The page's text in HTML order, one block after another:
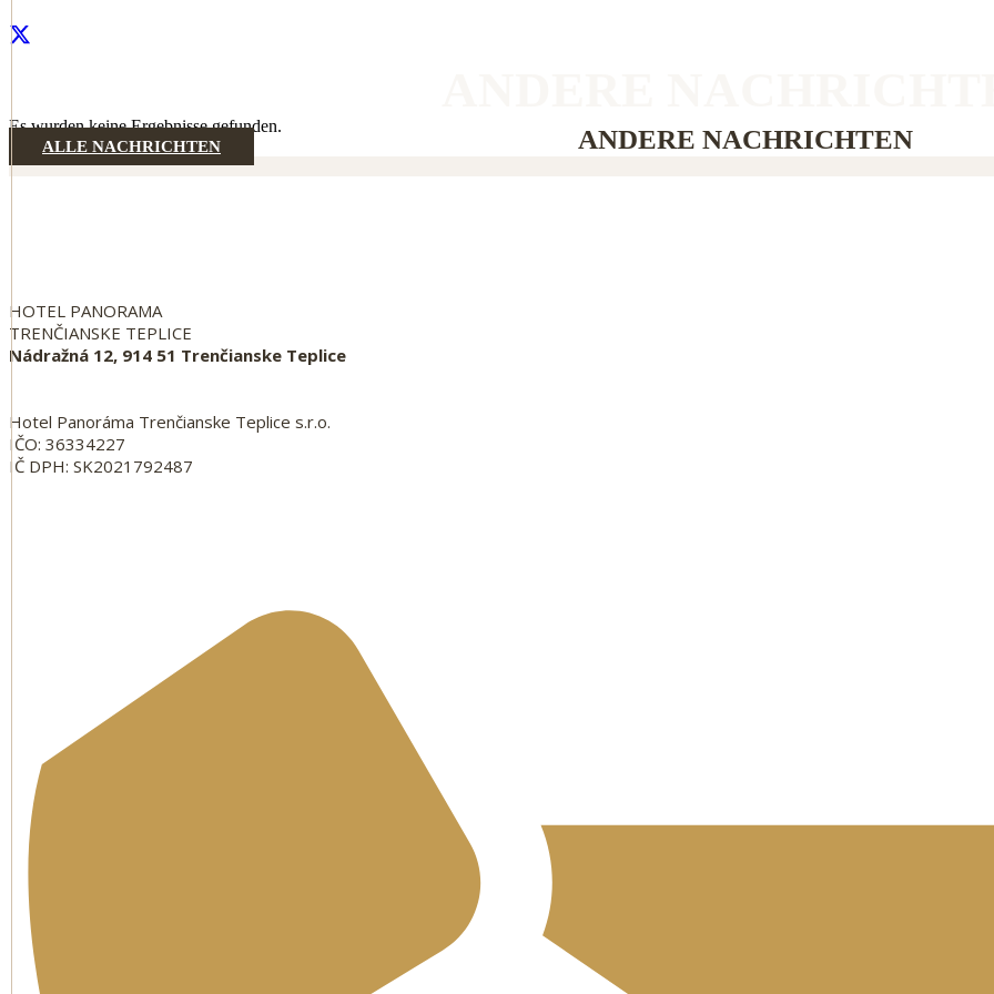
ANDERE NACHRICHTEN
Es wurden keine Ergebnisse gefunden.
ALLE NACHRICHTEN
HOTEL PANORAMA
TRENČIANSKE TEPLICE
Nádražná 12, 914 51 Trenčianske Teplice
Hotel Panoráma Trenčianske Teplice s.r.o.
IČO: 36334227
IČ DPH: SK2021792487